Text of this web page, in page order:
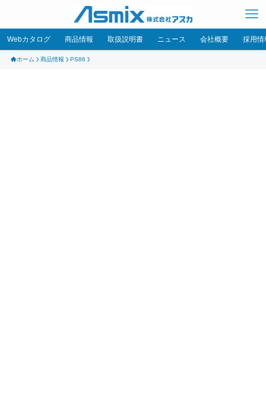
Webカタログ 商品情報 取扱説明書 ニュース 会社概要 採用情
ホーム 商品情報 PS86